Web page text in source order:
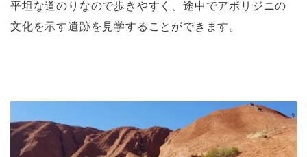
平坦な道のりなので歩きやすく、途中でアボリジニの
文化を示す遺跡を見学することができます。